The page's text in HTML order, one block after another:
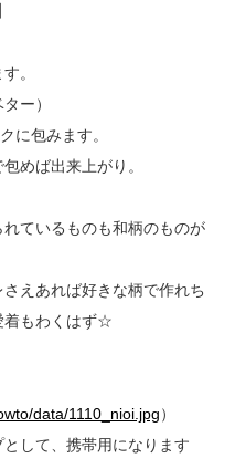
。
ー）
に包みます。
めば出来上がり。
ているものも和柄のものが
えあれば好きな柄で作れち
着もわくはず☆
data/1110_nioi.jpg）
して、携帯用になります